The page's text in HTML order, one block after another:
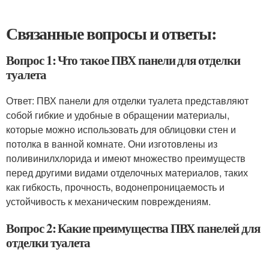
Связанные вопросы и ответы:
Вопрос 1: Что такое ПВХ панели для отделки
туалета
Ответ: ПВХ панели для отделки туалета представляют
собой гибкие и удобные в обращении материалы,
которые можно использовать для облицовки стен и
потолка в ванной комнате. Они изготовлены из
поливинилхлорида и имеют множество преимуществ
перед другими видами отделочных материалов, таких
как гибкость, прочность, водонепроницаемость и
устойчивость к механическим повреждениям.
Вопрос 2: Какие преимущества ПВХ панелей для
отделки туалета